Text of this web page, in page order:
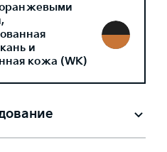
и
кожа (WK)